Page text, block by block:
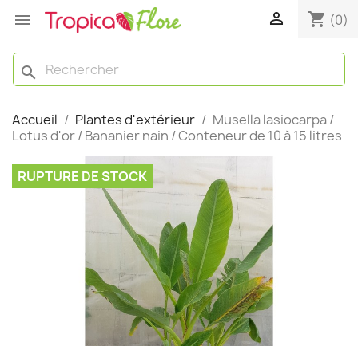
  shopping_cart (0)
search
Accueil Plantes d'extérieur
Musella lasiocarpa /
Lotus d'or / Bananier nain / Conteneur de 10 à 15 litres
RUPTURE DE STOCK